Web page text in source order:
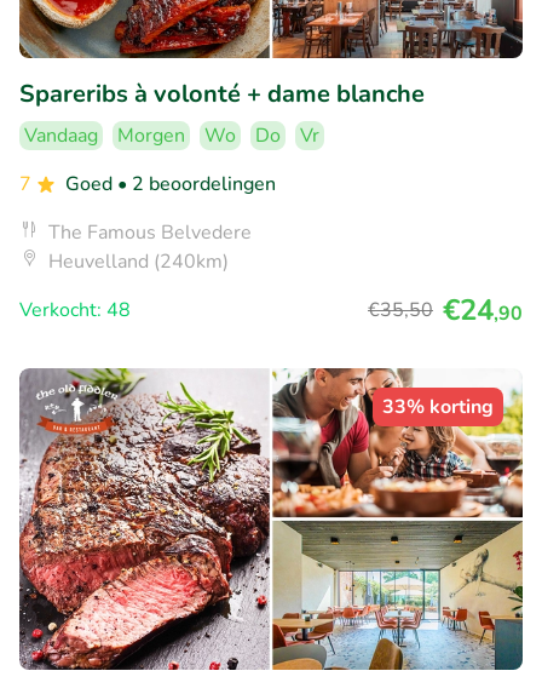
Spareribs à volonté + dame blanche
Vandaag Morgen Wo Do
Vr
7
Goed • 2 beoordelingen
The Famous Belvedere
Heuvelland (240km)
Verkocht: 48
€35,50 €24,90
33% korting